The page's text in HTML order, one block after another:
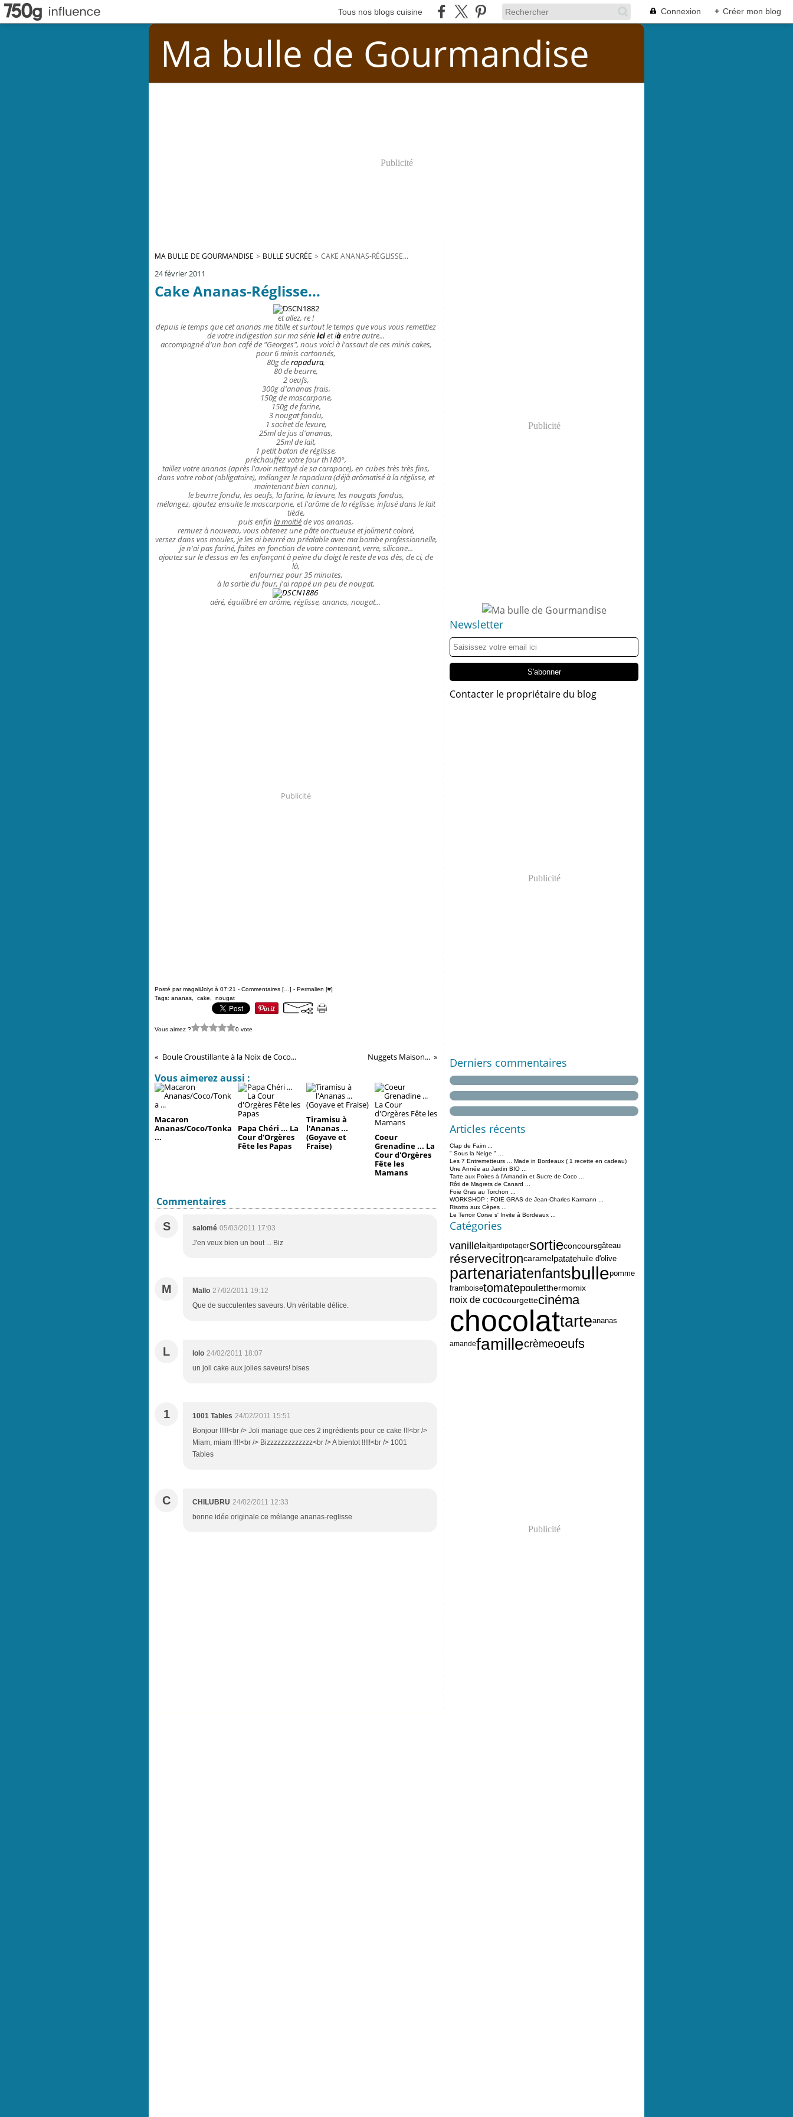
Tous nos blogs cuisine Connexion + Créer mon blog
Ma bulle de Gourmandise
Publicité
MA BULLE DE GOURMANDISE > BULLE SUCRÉE > CAKE ANANAS-RÉGLISSE...
24 février 2011
Cake Ananas-Réglisse...
et allez, re !
depuis le temps que cet ananas me titille et surtout le temps que vous vous remettiez
de votre indigestion sur ma sérieiciet làentre autre...
accompagné d'un bon café de "Georges", nous voici à l'assaut de ces minis cakes,
pour 6 minis cartonnés,
80g derapadura,
80 de beurre,
2 oeufs,
300g d'ananas frais,
150g de mascarpone,
150g de farine,
3 nougat fondu,
1 sachet de levure,
25ml de jus d'ananas,
25ml de lait,
1 petit baton de réglisse,
préchauffez votre four th180°,
taillez votre ananas (après l'avoir nettoyé de sa carapace), en cubes très très fins,
dans votre robot (obligatoire), mélangez le rapadura (déjà arômatisé à la réglisse, et
maintenant bien connu),
le beurre fondu, les oeufs, la farine, la levure, les nougats fondus,
mélangez, ajoutez ensuite le mascarpone, et l'arôme de la réglisse, infusé dans le lait
tiède,
puis enfin la moitiéde vos ananas,
remuez à nouveau, vous obtenez une pâte onctueuse et joliment coloré,
versez dans vos moules, je les ai beurré au préalable avec ma bombe professionnelle,
je n'ai pas fariné, faites en fonction de votre contenant, verre, silicone...
ajoutez sur le dessus en les enfonçant à peine du doigt le reste de vos dès, de ci, de
là,
enfournez pour 35 minutes,
à la sortie du four, j'ai rappé un peu de nougat,
aéré, équilibré en arôme, réglisse, ananas, nougat...
Publicité
Posté par magaliJolyt à 07:21 - Commentaires [ ] - Permalien [#]
Tags: ananas cake nougat
Vous aimez ? 0 vote
Boule Croustillante à la Noix de Coco... Nuggets Maison...
Vous aimerez aussi :
Macaron
Ananas/Coco/Tonka
...
Papa Chéri ... La
Cour d'Orgères
Fête les Papas
Tiramisu à
l'Ananas ...
(Goyave et
Fraise)
Coeur
Grenadine ... La
Cour d'Orgères
Fête les
Mamans
Commentaires
S
salomé 05/03/2011 17:03
J'en veux bien un bout ... Biz
M Mallo 27/02/2011 19:12
Que de succulentes saveurs. Un véritable délice.
L lolo 24/02/2011 18:07
un joli cake aux jolies saveurs! bises
1 1001 Tables 24/02/2011 15:51
Bonjour !!!!!<br /> Joli mariage que ces 2 ingrédients pour ce cake !!!<br />
Miam, miam !!!!<br /> Bizzzzzzzzzzzzz<br /> A bientot !!!!!<br /> 1001
Tables
C CHILUBRU 24/02/2011 12:33
bonne idée originale ce mélange ananas-reglisse
Publicité
Newsletter
Contacter le propriétaire du blog
Publicité
Derniers commentaires
Articles récents
Clap de Faim ...
" Sous la Neige " ...
Les 7 Entremetteurs ... Made in Bordeaux ( 1 recette en cadeau)
Une Année au Jardin BIO ...
Tarte aux Poires à l'Amandin et Sucre de Coco ...
Rôti de Magrets de Canard ...
Foie Gras au Torchon ...
WORKSHOP : FOIE GRAS de Jean-Charles Karmann ...
Risotto aux Cèpes ...
Le Terroir Corse s' Invite à Bordeaux ...
Catégories
vanillelaitjardipotagersortieconcoursgâteau
réservecitroncaramelpatatehuile d'olive
partenariatenfantsbullepomme
framboisetomatepouletthermomix
noix de cococourgettecinéma
chocolattarteananas
amandefamillecrèmeoeufs
Publicité